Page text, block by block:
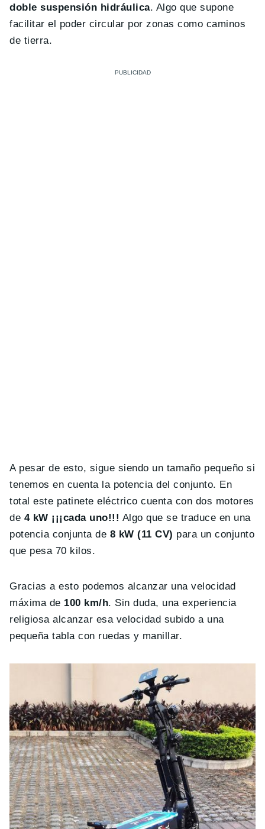
doble suspensión hidráulica. Algo que supone
facilitar el poder circular por zonas como caminos
de tierra.
A pesar de esto, sigue siendo un tamaño pequeño si
tenemos en cuenta la potencia del conjunto. En
total este patinete eléctrico cuenta con dos motores
de 4 kW ¡¡¡cada uno!!! Algo que se traduce en una
potencia conjunta de 8 kW (11 CV) para un conjunto
que pesa 70 kilos.
Gracias a esto podemos alcanzar una velocidad
máxima de 100 km/h. Sin duda, una experiencia
religiosa alcanzar esa velocidad subido a una
pequeña tabla con ruedas y manillar.